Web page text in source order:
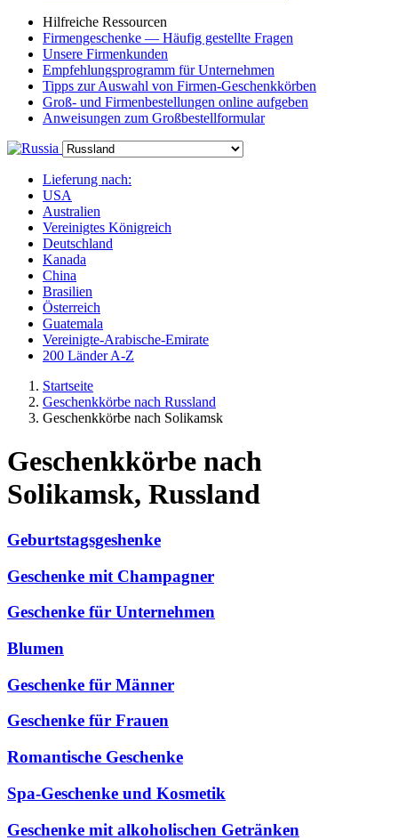
Hilfreiche Ressourcen
Firmengeschenke — Häufig gestellte Fragen
Unsere Firmenkunden
Empfehlungsprogramm für Unternehmen
Tipps zur Auswahl von Firmen-Geschenkkörben
Groß- und Firmenbestellungen online aufgeben
Anweisungen zum Großbestellformular
Lieferung nach:
USA
Australien
Vereinigtes Königreich
Deutschland
Kanada
China
Brasilien
Österreich
Guatemala
Vereinigte-Arabische-Emirate
200 Länder A-Z
Startseite
Geschenkkörbe nach Russland
Geschenkkörbe nach Solikamsk
Geschenkkörbe nach
Solikamsk, Russland
Geburtstagsgeshenke
Geschenke mit Champagner
Geschenke für Unternehmen
Blumen
Geschenke für Männer
Geschenke für Frauen
Romantische Geschenke
Spa-Geschenke und Kosmetik
Geschenke mit alkoholischen Getränken